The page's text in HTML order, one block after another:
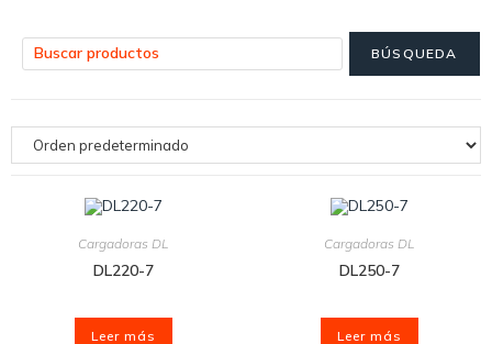
Cargadoras DL
DL220-7
Leer más
Cargadoras DL
DL250-7
Leer más